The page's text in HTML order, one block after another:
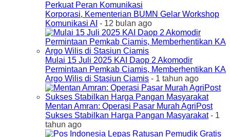
Perkuat Peran Komunikasi
Korporasi, Kementerian BUMN Gelar Workshop
Komunikasi AI - 12 bulan ago
Mulai 15 Juli 2025 KAI Daop 2 Akomodir
Permintaan Pemkab Ciamis, Memberhentikan KA
Argo Wilis di Stasiun Ciamis - 1 tahun ago
Mentan Amran: Operasi Pasar Murah AgriPost
Sukses Stabilkan Harga Pangan Masyarakat- 1
tahun ago